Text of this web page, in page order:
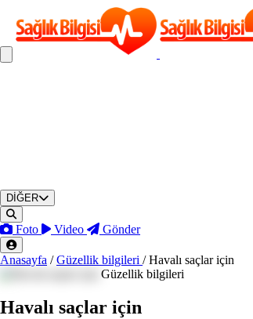
DİĞER
Foto Video Gönder
Anasayfa / Güzellik bilgileri / Havalı saçlar için
Güzellik bilgileri
Havalı saçlar için